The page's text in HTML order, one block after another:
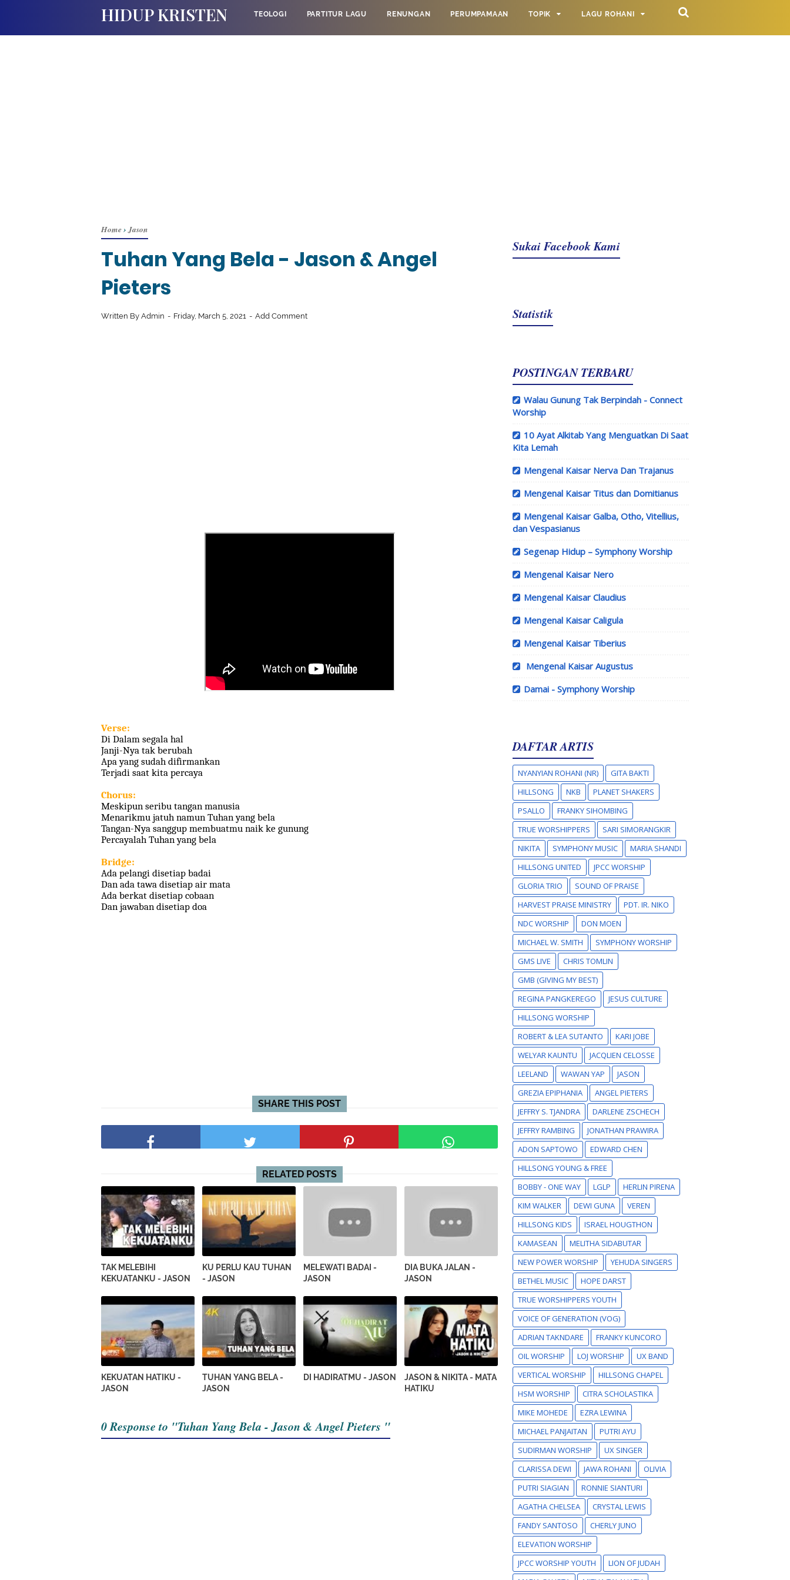
HIDUP KRISTEN TEOLOGI PARTITUR LAGU RENUNGAN PERUMPAMAAN TOPIK LAGU ROHANI
Home›Jason
Tuhan Yang Bela - Jason & Angel
Pieters
Written By Admin Friday, March 5, 2021 Add Comment
Verse:
Di Dalam segala hal
Janji-Nya tak berubah
Apa yang sudah difirmankan
Terjadi saat kita percaya
Chorus:
Meskipun seribu tangan manusia
Menarikmu jatuh namun Tuhan yang bela
Tangan-Nya sanggup membuatmu naik ke gunung
Percayalah Tuhan yang bela
Bridge:
Ada pelangi disetiap badai
Dan ada tawa disetiap air mata
Ada berkat disetiap cobaan
Dan jawaban disetiap doa
SHARE THIS POST
RELATED POSTS
TAK MELEBIHI
KEKUATANKU - JASON
KU PERLU KAU TUHAN
- JASON
MELEWATI BADAI -
JASON
DIA BUKA JALAN -
JASON
KEKUATAN HATIKU -
JASON
TUHAN YANG BELA -
JASON
DI HADIRATMU - JASON
JASON & NIKITA - MATA
HATIKU
0 Response to "Tuhan Yang Bela - Jason & Angel Pieters "
Sukai Facebook Kami
Statistik
POSTINGAN TERBARU
Walau Gunung Tak Berpindah - Connect
Worship
10 Ayat Alkitab Yang Menguatkan Di Saat
Kita Lemah
Mengenal Kaisar Nerva Dan Trajanus
Mengenal Kaisar Titus dan Domitianus
Mengenal Kaisar Galba, Otho, Vitellius,
dan Vespasianus
Segenap Hidup – Symphony Worship
Mengenal Kaisar Nero
Mengenal Kaisar Claudius
Mengenal Kaisar Caligula
Mengenal Kaisar Tiberius
Mengenal Kaisar Augustus
Damai - Symphony Worship
DAFTAR ARTIS
NYANYIAN ROHANI (NR)
GITA BAKTI
HILLSONG
NKB
PLANET SHAKERS
PSALLO
FRANKY SIHOMBING
TRUE WORSHIPPERS
SARI SIMORANGKIR
NIKITA
SYMPHONY MUSIC
MARIA SHANDI
HILLSONG UNITED
JPCC WORSHIP
GLORIA TRIO
SOUND OF PRAISE
HARVEST PRAISE MINISTRY
PDT. IR. NIKO
NDC WORSHIP
DON MOEN
MICHAEL W. SMITH
SYMPHONY WORSHIP
GMS LIVE
CHRIS TOMLIN
GMB (GIVING MY BEST)
REGINA PANGKEREGO
JESUS CULTURE
HILLSONG WORSHIP
ROBERT & LEA SUTANTO
KARI JOBE
WELYAR KAUNTU
JACQLIEN CELOSSE
LEELAND
WAWAN YAP
JASON
GREZIA EPIPHANIA
ANGEL PIETERS
JEFFRY S. TJANDRA
DARLENE ZSCHECH
JEFFRY RAMBING
JONATHAN PRAWIRA
ADON SAPTOWO
EDWARD CHEN
HILLSONG YOUNG & FREE
BOBBY - ONE WAY
LGLP
HERLIN PIRENA
KIM WALKER
DEWI GUNA
VEREN
HILLSONG KIDS
ISRAEL HOUGTHON
KAMASEAN
MELITHA SIDABUTAR
NEW POWER WORSHIP
YEHUDA SINGERS
BETHEL MUSIC
HOPE DARST
TRUE WORSHIPPERS YOUTH
VOICE OF GENERATION (VOG)
ADRIAN TAKNDARE
FRANKY KUNCORO
OIL WORSHIP
LOJ WORSHIP
UX BAND
VERTICAL WORSHIP
HILLSONG CHAPEL
HSM WORSHIP
CITRA SCHOLASTIKA
MIKE MOHEDE
EZRA LEWINA
MICHAEL PANJAITAN
PUTRI AYU
SUDIRMAN WORSHIP
UX SINGER
CLARISSA DEWI
JAWA ROHANI
OLIVIA
PUTRI SIAGIAN
RONNIE SIANTURI
AGATHA CHELSEA
CRYSTAL LEWIS
FANDY SANTOSO
CHERLY JUNO
ELEVATION WORSHIP
JPCC WORSHIP YOUTH
LION OF JUDAH